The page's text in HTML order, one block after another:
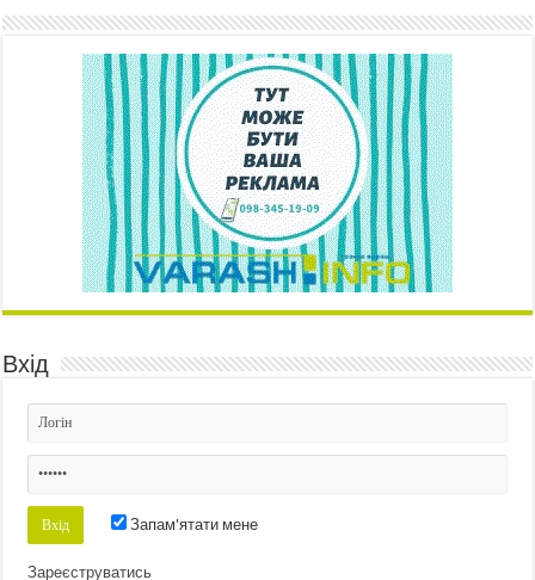
Вхід
Запам'ятати мене
Зареєструватись